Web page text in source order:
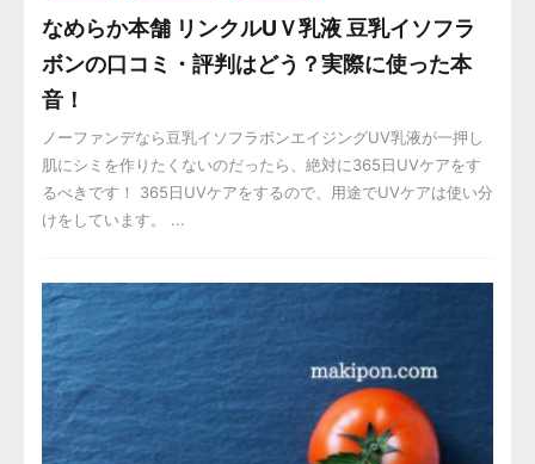
なめらか本舗 リンクルUＶ乳液 豆乳イソフラ
ボンの口コミ・評判はどう？実際に使った本
音！
ノーファンデなら豆乳イソフラボンエイジングUV乳液が一押し
肌にシミを作りたくないのだったら、絶対に365日UVケアをす
るべきです！ 365日UVケアをするので、用途でUVケアは使い分
けをしています。 ...